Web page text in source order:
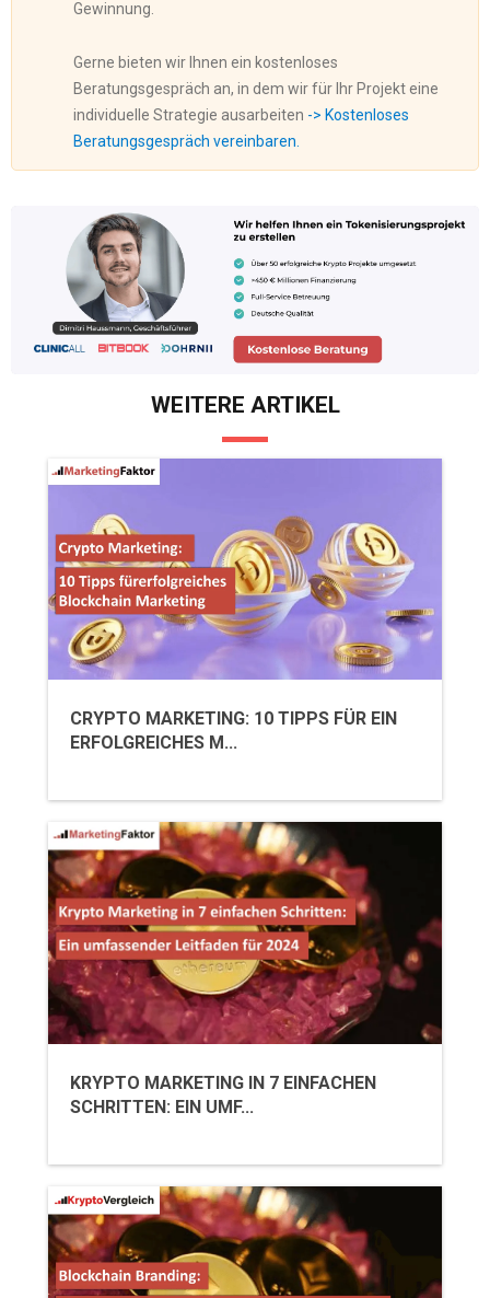
Gewinnung.
Gerne bieten wir Ihnen ein kostenloses
Beratungsgespräch an, in dem wir für Ihr Projekt eine
individuelle Strategie ausarbeiten -> Kostenloses
Beratungsgespräch vereinbaren.
WEITERE ARTIKEL
CRYPTO MARKETING: 10 TIPPS FÜR EIN
ERFOLGREICHES M...
KRYPTO MARKETING IN 7 EINFACHEN
SCHRITTEN: EIN UMF...